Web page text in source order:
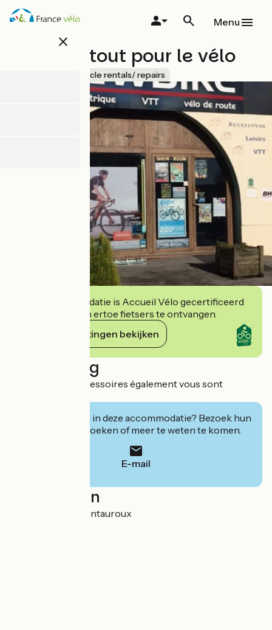
Overslaan
en
close
Menu
Newbike tout pour le vélo
Bicycle rentals/ repairs
Deze accommodatie is Accueil Vélo gecertificeerd
en verbindt zich ertoe fietsers te ontvangen.
Haar verplichtingen bekijken
Beschrijving
De nombreux accessoires également vous sont
Geïnteresseerd in deze accommodatie? Bezoek hun
website om te boeken of meer te weten te komen.
E-mail
Localisation
RD 562 83440 Montauroux